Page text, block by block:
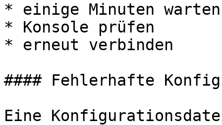
* einige Minuten warten
* Konsole prüfen
* erneut verbinden
#### Fehlerhafte
Eine